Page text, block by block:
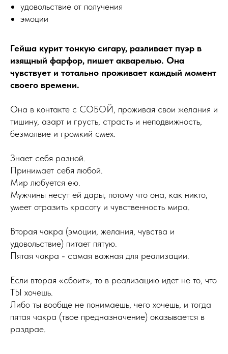
удовольствие от получения
эмоции
Гейша курит тонкую сигару, разливает пуэр в
изящный фарфор, пишет акварелью. Она
чувствует и тотально проживает каждый момент
своего времени.
Она в контакте с СОБОЙ, проживая свои желания и
тишину, азарт и грусть, страсть и неподвижность,
безмолвие и громкий смех.
Знает себя разной.
Принимает себя любой.
Мир любуется ею.
Мужчины несут ей дары, потому что она, как никто,
умеет отразить красоту и чувственность мира.
Вторая чакра (эмоции, желания, чувства и
удовольствие) питает пятую.
Пятая чакра - самая важная для реализации.
Если вторая «сбоит», то в реализацию идет не то, что
ТЫ хочешь.
Либо ты вообще не понимаешь, чего хочешь, и тогда
пятая чакра (твое предназначение) оказывается в
раздрае.